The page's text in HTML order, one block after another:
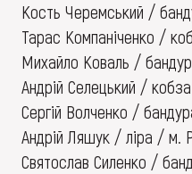
Кость Черемський /
Тарас Компаніченко /
Михайло Коваль /
Андрій Селецький /
Сергій Волченко /
Андрій Ляшук / ліра / м.
Святослав Силенко /